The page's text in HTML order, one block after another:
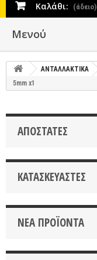
Καλάθι: (άδειο)
Μενού
ΑΝΤΑΛΛΑΚΤΙΚΑ
5mm x1
ΑΠΟΣΤΑΤΕΣ
ΚΑΤΑΣΚΕΥΑΣΤΈΣ
ΝΈΑ ΠΡΟΪΌΝΤΑ